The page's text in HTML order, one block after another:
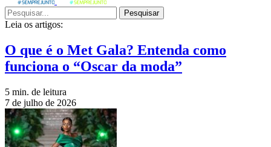
Pesquisar
Leia os artigos:
O que é o Met Gala? Entenda como
funciona o “Oscar da moda”
5 min. de leitura
7 de julho de 2026